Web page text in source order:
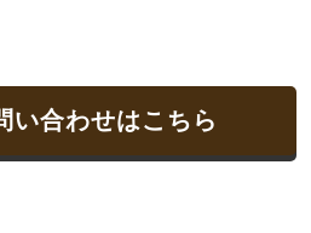
い合わせはこちら